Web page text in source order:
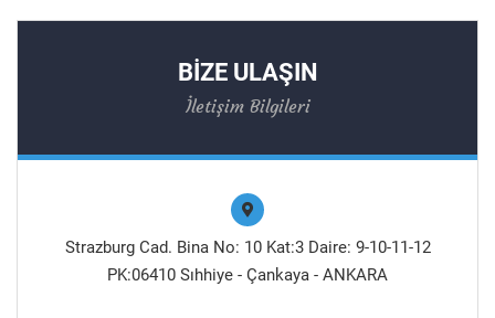
BİZE ULAŞIN
İletişim Bilgileri
Strazburg Cad. Bina No: 10 Kat:3 Daire: 9-10-11-12
PK:06410 Sıhhiye - Çankaya - ANKARA